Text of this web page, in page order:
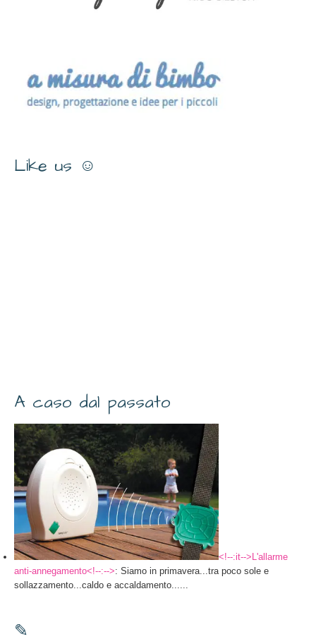
Like us ☺
A caso dal passato
<!--:it-->L'allarme
anti-annegamento<!--:-->: Siamo in primavera...tra poco sole e
sollazzamento...caldo e accaldamento......
✎